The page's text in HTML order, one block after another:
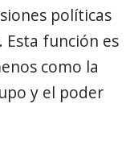
políticas
Esta función es
como la
y el poder